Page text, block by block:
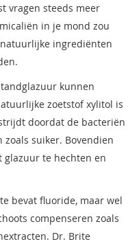
vragen steeds meer
in je mond zou
ingrediënten
kunnen
zoetstof xylitol is
doordat de bacteriën
suiker. Bovendien
glazuur te hechten en
bevat fluoride, maar wel
compenseren zoals
Dr. Brite